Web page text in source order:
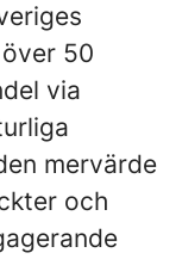
50
via
mervärde
och